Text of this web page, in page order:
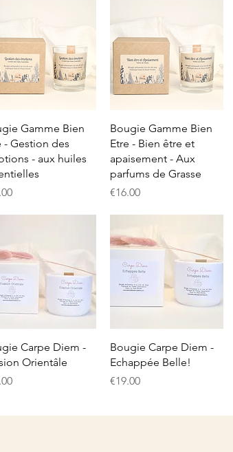
Quick View
Gamme Bien
- Gestion des
- aux huiles
Quick View
Bougie Gamme Bien
Etre - Bien être et
apaisement - Aux
parfums de Grasse
Price
€16.00
Quick View
Carpe Diem -
Orientâle
Quick View
Bougie Carpe Diem -
Echappée Belle!
Price
€19.00